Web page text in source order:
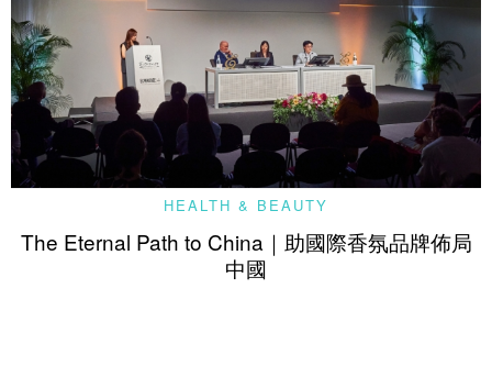
HEALTH & BEAUTY
The Eternal Path to China｜助國際香氛品牌佈局
中國